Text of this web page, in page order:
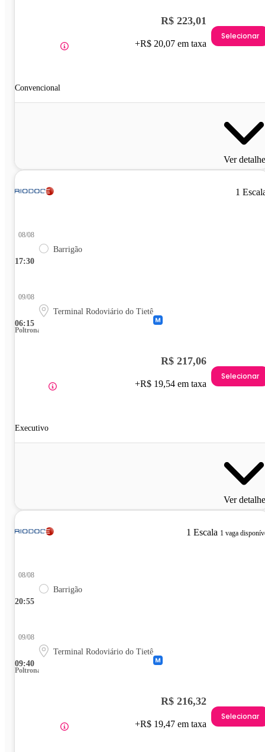
Convencional
R$ 223,01
+R$ 20,07 em taxa
Selecionar
Ver
1
17:30
08/08
Barrigão
06:15
09/08
Terminal Rodoviário do Tietê
Poltrona
Executivo
R$ 217,06
+R$ 19,54 em taxa
Selecionar
Ver
1 Escala 1 vaga
20:55
08/08
Barrigão
09:40
09/08
Terminal Rodoviário do Tietê
Poltrona
R$ 216,32
+R$ 19,47 em taxa
Selecionar